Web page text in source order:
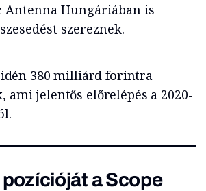
Antenna Hungáriában is
szereznek.
380 milliárd forintra
ami jelentős előrelépés a 2020-
a Scope